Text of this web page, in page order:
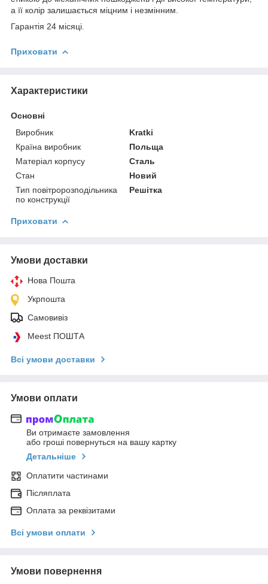
а її колір залишається міцним і незмінним.
Гарантія 24 місяці.
Приховати
Характеристики
Основні
Виробник
Kratki
Країна виробник
Польща
Матеріал корпусу
Сталь
Стан
Новий
Тип повітророзподільника
по конструкції
Решітка
Приховати
Умови доставки
Нова Пошта
Укрпошта
Самовивіз
Meest ПОШТА
Всі умови доставки
Умови оплати
Ви отримаєте замовлення
або гроші повернуться на вашу картку
Детальніше
Оплатити частинами
Післяплата
Оплата за реквізитами
Всі умови оплати
Умови повернення